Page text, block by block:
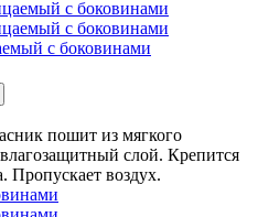
с боковинами
пошит из мягкого
слой. Крепится
Пропускает воздух.